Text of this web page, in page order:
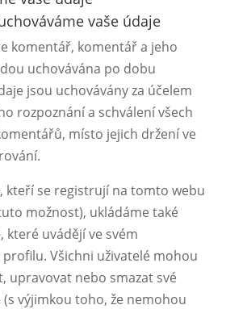
vaše údaje
komentář, komentář a jeho
uchovávána po dobu
jsou uchovávány za účelem
rozpoznání a schválení všech
místo jejich držení ve
kteří se registrují na tomto webu
možnost), ukládáme také
které uvádějí ve svém
profilu. Všichni uživatelé mohou
upravovat nebo smazat své
výjimkou toho, že nemohou